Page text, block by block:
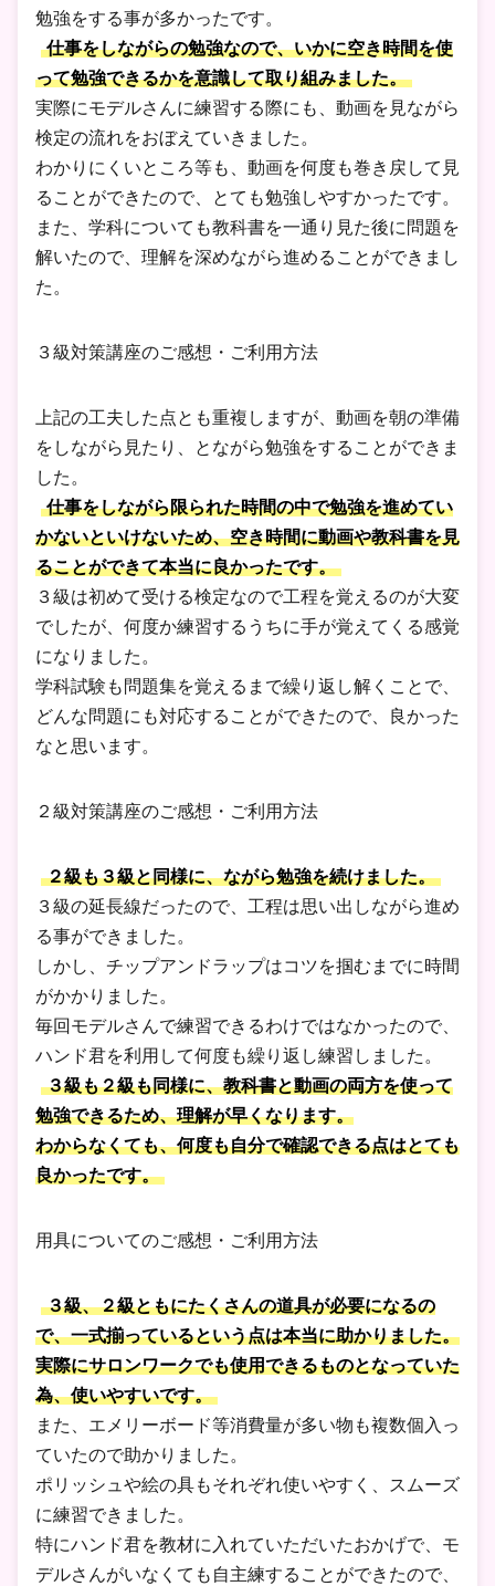
勉強をする事が多かったです。
仕事をしながらの勉強なので、いかに空き時間を使
って勉強できるかを意識して取り組みました。
実際にモデルさんに練習する際にも、動画を見ながら
検定の流れをおぼえていきました。
わかりにくいところ等も、動画を何度も巻き戻して見
ることができたので、とても勉強しやすかったです。
また、学科についても教科書を一通り見た後に問題を
解いたので、理解を深めながら進めることができまし
た。
３級対策講座のご感想・ご利用方法
上記の工夫した点とも重複しますが、動画を朝の準備
をしながら見たり、とながら勉強をすることができま
した。
仕事をしながら限られた時間の中で勉強を進めてい
かないといけないため、空き時間に動画や教科書を見
ることができて本当に良かったです。
３級は初めて受ける検定なので工程を覚えるのが大変
でしたが、何度か練習するうちに手が覚えてくる感覚
になりました。
学科試験も問題集を覚えるまで繰り返し解くことで、
どんな問題にも対応することができたので、良かった
なと思います。
２級対策講座のご感想・ご利用方法
２級も３級と同様に、ながら勉強を続けました。
３級の延長線だったので、工程は思い出しながら進め
る事ができました。
しかし、チップアンドラップはコツを掴むまでに時間
がかかりました。
毎回モデルさんで練習できるわけではなかったので、
ハンド君を利用して何度も繰り返し練習しました。
３級も２級も同様に、教科書と動画の両方を使って
勉強できるため、理解が早くなります。
わからなくても、何度も自分で確認できる点はとても
良かったです。
用具についてのご感想・ご利用方法
３級、２級ともにたくさんの道具が必要になるの
で、一式揃っているという点は本当に助かりました。
実際にサロンワークでも使用できるものとなっていた
為、使いやすいです。
また、エメリーボード等消費量が多い物も複数個入っ
ていたので助かりました。
ポリッシュや絵の具もそれぞれ使いやすく、スムーズ
に練習できました。
特にハンド君を教材に入れていただいたおかげで、モ
デルさんがいなくても自主練することができたので、